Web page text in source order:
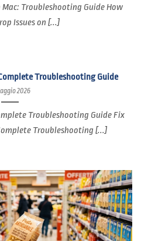
Troubleshooting Guide How
Issues on [...]
Troubleshooting Guide
2026
Troubleshooting Guide Fix
Troubleshooting [...]